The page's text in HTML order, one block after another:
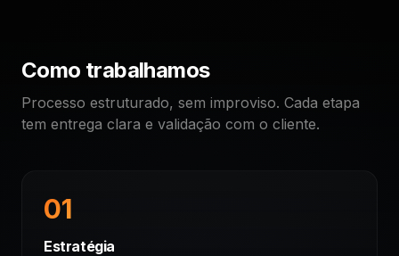
Como trabalhamos
Processo estruturado, sem improviso. Cada etapa
tem entrega clara e validação com o cliente.
01
Estratégia